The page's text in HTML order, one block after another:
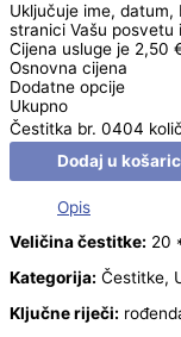
Uključuje ime,
stranici Vašu posvetu
Cijena usluge je 2,50
Osnovna cijena
Dodatne opcije
Ukupno
Čestitka br. 0404
Dodaj u
Opis
Veličina čestitke: 20
Kategorija: Čestitke,
Ključne riječi: